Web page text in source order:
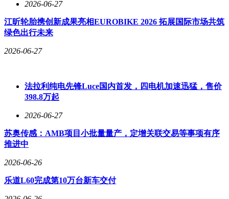
2026-06-27
江昕轮胎携创新成果亮相EUROBIKE 2026 拓展国际市场共筑
绿色出行未来
2026-06-27
法拉利纯电先锋Luce国内首发，四电机加速迅猛，售价
398.8万起
2026-06-27
苏奥传感：AMB项目小批量量产，定增关联交易等事项有序
推进中
2026-06-26
乐道L60完成第10万台新车交付